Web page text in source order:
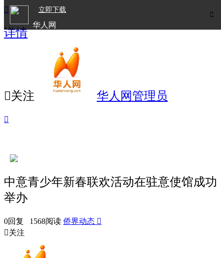

立即下载
华人网

详情
关注 华人网管理员

中意青少年新春联欢活动在驻意使馆成功
举办
0回复 1568阅读 侨界动态 
关注